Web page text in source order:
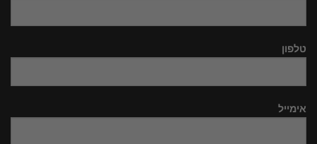
טלפון
אימייל